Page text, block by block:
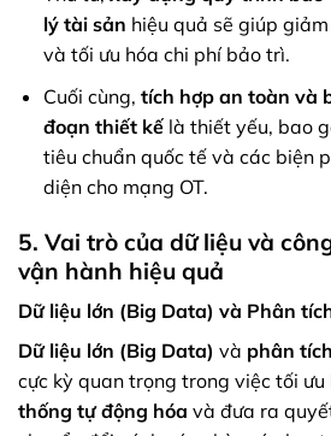
lý tài sản hiệu quả sẽ giúp
và tối ưu hóa chi phí bảo trì.
Cuối cùng, tích hợp an toàn và
đoạn thiết kếlà thiết yếu, bao
tiêu chuẩn quốc tế và các biện
diện cho mạng OT.
5. Vai trò của dữ liệu và
vận hành hiệu quả
Dữ liệu lớn (Big Data) và Phân
Dữ liệu lớn (Big Data) và phân
cực kỳ quan trọng trong việc tối ưu
thống tự động hóa và đưa ra